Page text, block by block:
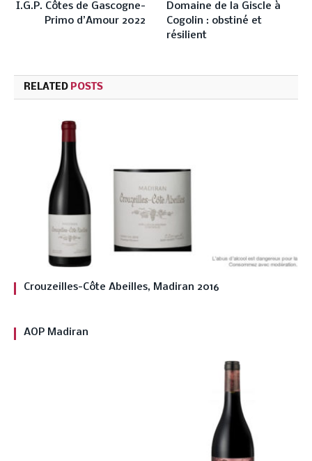
I.G.P. Côtes de Gascogne-
Primo d’Amour 2022
Domaine de la Giscle à
Cogolin : obstiné et
résilient
RELATED POSTS
Crouzeilles-Côte Abeilles, Madiran 2016
AOP Madiran